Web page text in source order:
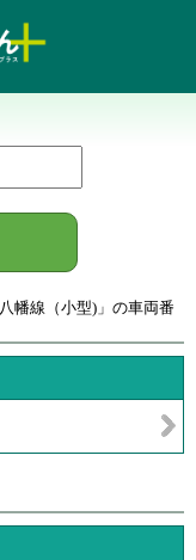
幡線（小型) 」 の車両番